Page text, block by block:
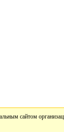
сайтом